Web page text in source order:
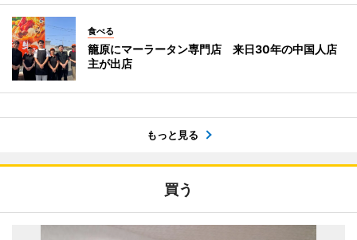
食べる
籠原にマーラータン専門店 来日30年の中国人店
主が出店
もっと見る
買う